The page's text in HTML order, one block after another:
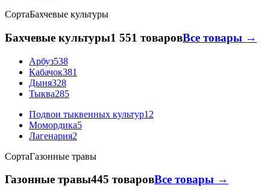
СортаБахчевые культуры
Бахчевые культуры1 551 товаровВсе товары →
Арбуз538
Кабачок381
Дыня328
Тыква285
Подвои тыквенных культур12
Момордика5
Лагенария2
СортаГазонные травы
Газонные травы445 товаровВсе товары →